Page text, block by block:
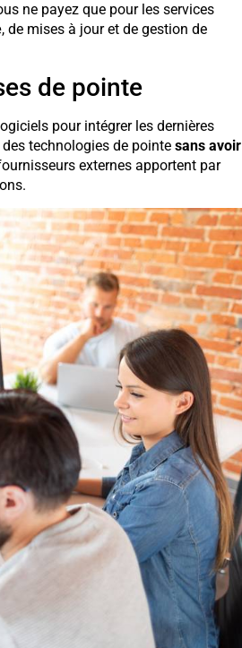
ne payez que pour les services
, de mises à jour et de gestion de
de pointe
pour intégrer les dernières
technologies de pointe sans avoir
externes apportent par